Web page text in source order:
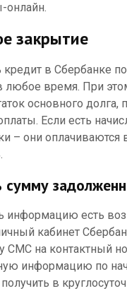
онлайн.
закрытие
кредит в Сбербанке
время. При
основного
Если есть
– они оплачиваются
сумму
информацию есть
кабинет
СМС на контактный
информацию по
в